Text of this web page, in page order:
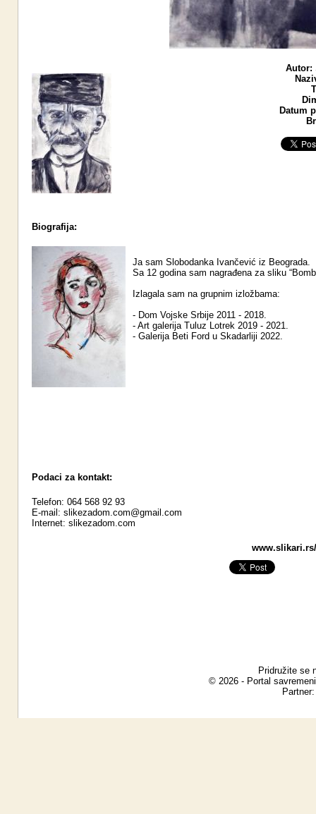
Autor:
Datum
Biografija:
Ja sam Slobodanka Ivančević iz Beograda.
Sa 12 godina sam nagrađena za sliku
Izlagala sam na grupnim izložbama:
- Dom Vojske Srbije 2011 - 2018.
- Art galerija Tuluz Lotrek 2019 - 2021.
- Galerija Beti Ford u Skadarliji 2022.
Podaci za kontakt:
Telefon: 064 568 92 93
E-mail: slikezadom.com@gmail.com
Internet: slikezadom.com
Pridružite se
© 2026 - Portal